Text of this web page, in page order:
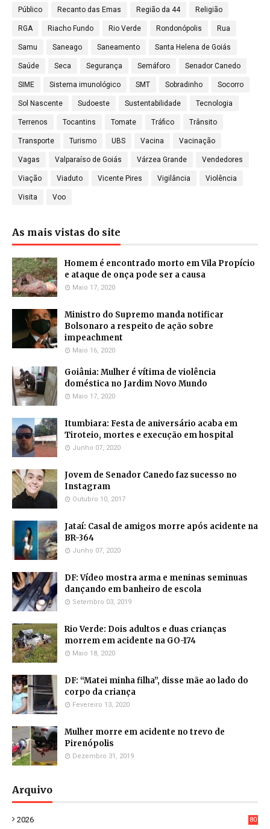
Público Recanto das Emas Região da 44 Religião
RGA Riacho Fundo Rio Verde Rondonópolis Rua
Samu Saneago Saneamento Santa Helena de Goiás
Saúde Seca Segurança Semáforo Senador Canedo
SIME Sistema imunológico SMT Sobradinho Socorro
Sol Nascente Sudoeste Sustentabilidade Tecnologia
Terrenos Tocantins Tomate Tráfico Trânsito
Transporte Turismo UBS Vacina Vacinação
Vagas Valparaíso de Goiás Várzea Grande Vendedores
Viação Viaduto Vicente Pires Vigilância Violência
Visita Voo
As mais vistas do site
Homem é encontrado morto em Vila Propício
e ataque de onça pode ser a causa
Maio 17, 2020
Ministro do Supremo manda notificar
Bolsonaro a respeito de ação sobre
impeachment
Maio 16, 2020
Goiânia: Mulher é vítima de violência
doméstica no Jardim Novo Mundo
Maio 17, 2020
Itumbiara: Festa de aniversário acaba em
Tiroteio, mortes e execução em hospital
Junho 07, 2020
Jovem de Senador Canedo faz sucesso no
Instagram
Outubro 10, 2017
Jataí: Casal de amigos morre após acidente na
BR-364
Junho 07, 2020
DF: Vídeo mostra arma e meninas seminuas
dançando em banheiro de escola
Setembro 03, 2019
Rio Verde: Dois adultos e duas crianças
morrem em acidente na GO-174
Maio 18, 2020
DF: “Matei minha filha”, disse mãe ao lado do
corpo da criança
Fevereiro 13, 2020
Mulher morre em acidente no trevo de
Pirenópolis
Dezembro 31, 2019
Arquivo
2026
80